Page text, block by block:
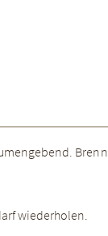
wiederholen.